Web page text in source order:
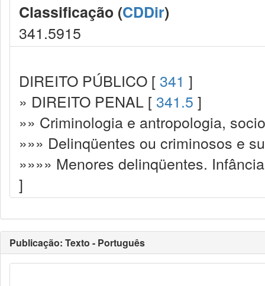
Classificação (CDDir)
341.5915
DIREITO PÚBLICO [ 341 ]
» DIREITO PENAL [ 341.5 ]
»» Criminologia e antropologia,
»»» Delinqüentes ou criminosos e
»»»» Menores delinqüentes.
]
Publicação: Texto - Português